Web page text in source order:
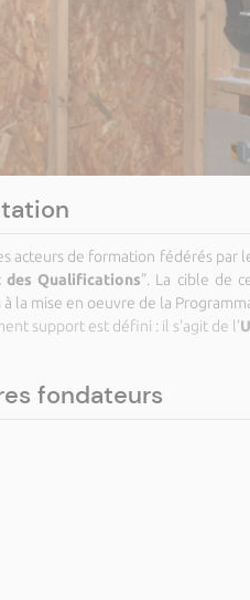
acteurs de formation fédérés par
Qualifications". La cible de
à la mise en oeuvre de la
support est défini : il s'agit de l'
fondateurs